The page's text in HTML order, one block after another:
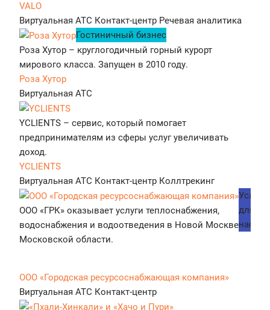
VALO
Виртуальная АТС Контакт-центр Речевая аналитика
Гостиничный бизнес
Роза Хутор – круглогодичный горный курорт
мирового класса. Запущен в 2010 году.
Роза Хутор
Виртуальная АТС
YCLIENTS – сервис, который помогает
предпринимателям из сферы услуг увеличивать
доход.
YCLIENTS
Виртуальная АТС Контакт-центр Коллтрекинг
Услуги
для
ООО «ГРК» оказывает услуги теплоснабжения,
водоснабжения и водоотведения в Новой Москве и
Московской области.
ООО «Городская ресурсоснабжающая компания»
Виртуальная АТС Контакт-центр